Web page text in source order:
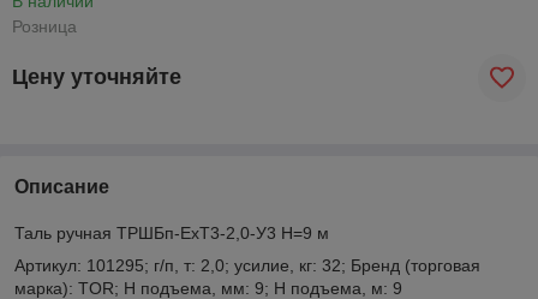
Розница
Цену уточняйте
Описание
Таль ручная ТРШБп-ЕхТ3-2,0-У3 Н=9 м
Артикул: 101295; г/п, т: 2,0; усилие, кг: 32; Бренд (торговая
марка): TOR; Н подъема, мм: 9; Н подъема, м: 9